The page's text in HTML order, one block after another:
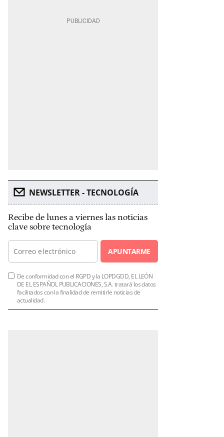
NEWSLETTER - TECNOLOGÍA
Recibe de lunes a viernes las noticias
clave sobre tecnología
APUNTARME
De conformidad con el RGPD y la LOPDGDD, EL LEÓN
DE EL ESPAÑOL PUBLICACIONES, S.A. tratará los datos
facilitados con la finalidad de remitirle noticias de
actualidad.